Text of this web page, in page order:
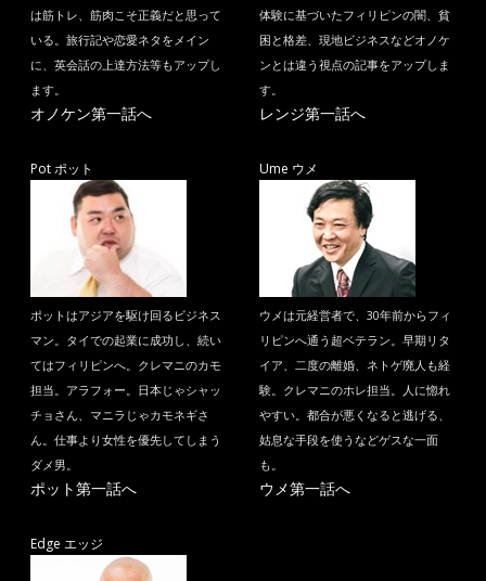
は筋トレ、筋肉こそ正義だと思って
いる。旅行記や恋愛ネタをメイン
に、英会話の上達方法等もアップし
ます。
オノケン第一話へ
体験に基づいたフィリピンの闇、貧
困と格差、現地ビジネスなどオノケ
ンとは違う視点の記事をアップしま
す。
レンジ第一話へ
Pot ポット
ポットはアジアを駆け回るビジネス
マン。タイでの起業に成功し、続い
てはフィリピンへ。クレマニのカモ
担当。アラフォー。日本じゃシャッ
チョさん、マニラじゃカモネギさ
ん。仕事より女性を優先してしまう
ダメ男。
ポット第一話へ
Ume ウメ
ウメは元経営者で、30年前からフィ
リピンへ通う超ベテラン。早期リタ
イア、二度の離婚、ネトゲ廃人も経
験。クレマニのホレ担当。人に惚れ
やすい。都合が悪くなると逃げる、
姑息な手段を使うなどゲスな一面
も。
ウメ第一話へ
Edge エッジ